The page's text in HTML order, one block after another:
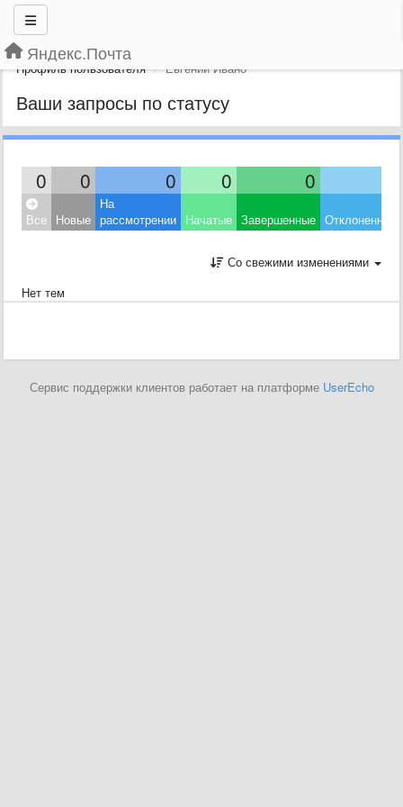
Яндекс.Почта
Профиль пользователя Евгений Ивано
Ваши запросы по статусу
0 0 0 0 0
Все Новые
На
рассмотрении Начатые Завершенные Отклоненные
Со свежими изменениями
Нет тем
Сервис поддержки клиентов работает на платформе UserEcho